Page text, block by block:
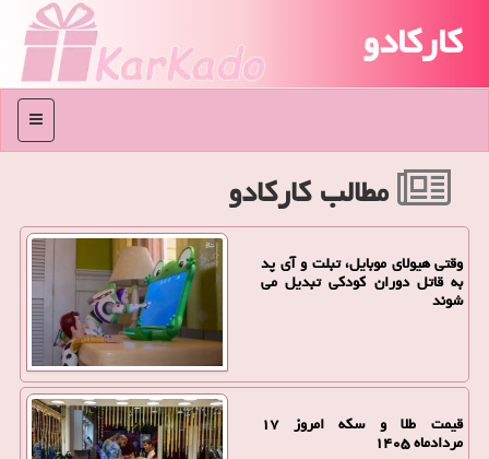
کارکادو
منو
مطالب كاركادو
وقتی هیولای موبایل، تبلت و آی پد
به قاتل دوران کودکی تبدیل می
شوند
قیمت طلا و سکه امروز ۱۷
مردادماه ۱۴۰۵